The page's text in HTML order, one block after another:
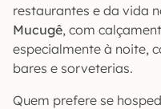
restaurantes e da vida
Mucugê, com
especialmente à noite,
bares e sorveterias.
Quem prefere se